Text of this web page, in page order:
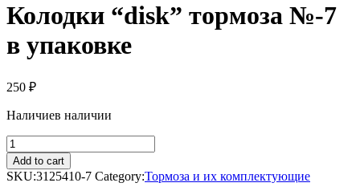
Колодки “disk” тормоза №-7
в упаковке
250 ₽
Наличиев наличии
Колодки
"disk"
тормоза
№-7
Add to cart
SKU:3125410-7 Category:Тормоза и их комплектующие